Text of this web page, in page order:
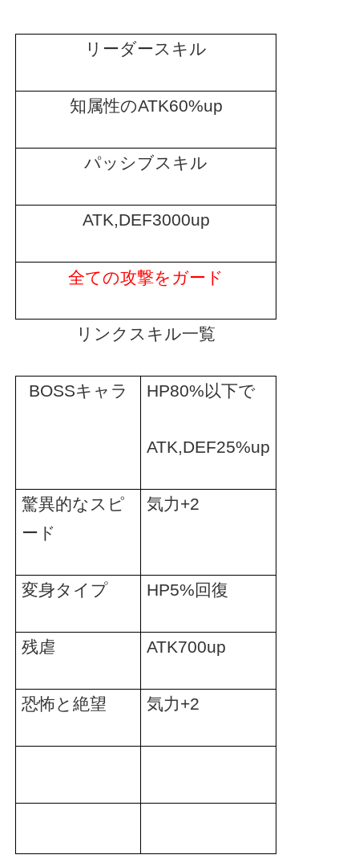
リーダースキル
知属性のATK60%up
パッシブスキル
ATK,DEF3000up
全ての攻撃をガード
リンクスキル一覧
BOSSキャラ HP80%以下で
ATK,DEF25%up
驚異的なスピ
ード
気力+2
変身タイプ HP5%回復
残虐 ATK700up
恐怖と絶望 気力+2